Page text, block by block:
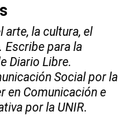
arte, la cultura, el
Escribe para la
Diario Libre.
Social por la
en Comunicación e
por la UNIR.